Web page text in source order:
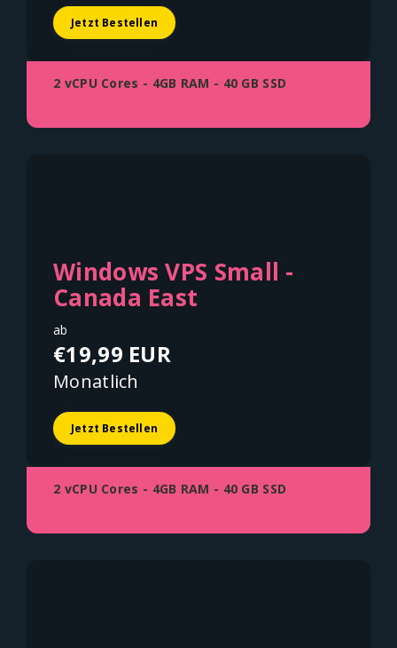
Jetzt Bestellen
2 vCPU Cores - 4GB RAM - 40 GB SSD
Windows VPS Small -
Canada East
ab
€19,99 EUR
Monatlich
Jetzt Bestellen
2 vCPU Cores - 4GB RAM - 40 GB SSD